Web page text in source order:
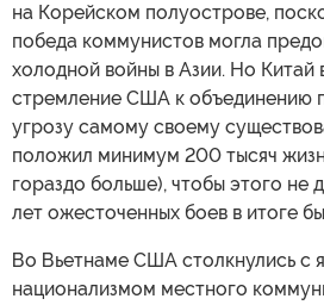
на Корейском полуострове,
победа коммунистов могла
холодной войны в Азии. Но Китай
стремление США к объединению
угрозу самому своему
положил минимум 200 тысяч
гораздо больше), чтобы этого не
лет ожесточенных боев в итоге
Во Вьетнаме США столкнулись с
национализмом местного